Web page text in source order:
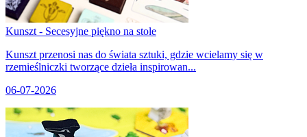
Kunszt - Secesyjne piękno na stole
Kunszt przenosi nas do świata sztuki, gdzie wcielamy się w
rzemieślniczki tworzące dzieła inspirowan...
06-07-2026